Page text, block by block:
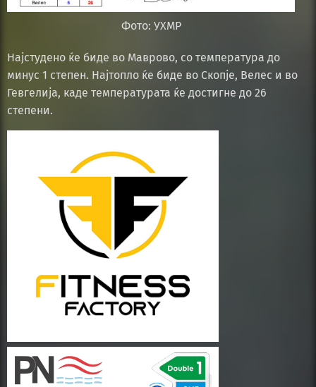
Фото: УХМР
Најстудено ќе биде во Маврово, со температура до
минус 1 степен. Најтопло ќе биде во Скопје, Велес и во
Гевгелија, каде температурата ќе достигне до 26
степени.